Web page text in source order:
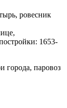
ровесник
1653-